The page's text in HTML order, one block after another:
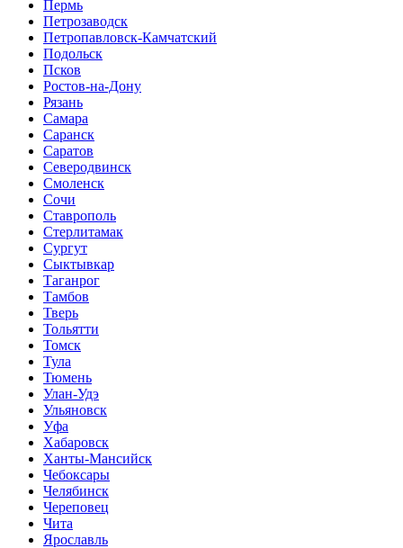
Пермь
Петрозаводск
Петропавловск-Камчатский
Подольск
Псков
Ростов-на-Дону
Рязань
Самара
Саранск
Саратов
Северодвинск
Смоленск
Сочи
Ставрополь
Стерлитамак
Сургут
Сыктывкар
Таганрог
Тамбов
Тверь
Тольятти
Томск
Тула
Тюмень
Улан-Удэ
Ульяновск
Уфа
Хабаровск
Ханты-Мансийск
Чебоксары
Челябинск
Череповец
Чита
Ярославль